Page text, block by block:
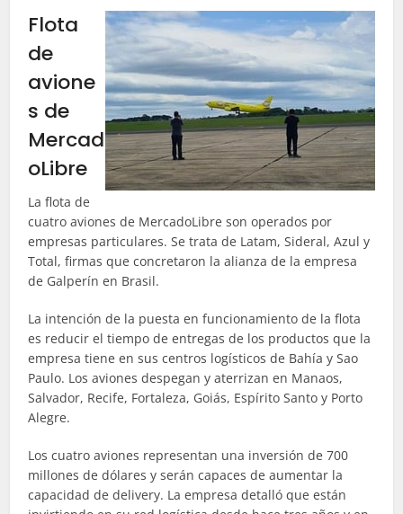
Flota
de
avione
s de
Mercad
oLibre
La flota de
cuatro aviones de MercadoLibre son operados por
empresas particulares. Se trata de Latam, Sideral, Azul y
Total, firmas que concretaron la alianza de la empresa
de Galperín en Brasil.
La intención de la puesta en funcionamiento de la flota
es reducir el tiempo de entregas de los productos que la
empresa tiene en sus centros logísticos de Bahía y Sao
Paulo. Los aviones despegan y aterrizan en Manaos,
Salvador, Recife, Fortaleza, Goiás, Espírito Santo y Porto
Alegre.
Los cuatro aviones representan una inversión de 700
millones de dólares y serán capaces de aumentar la
capacidad de delivery. La empresa detalló que están